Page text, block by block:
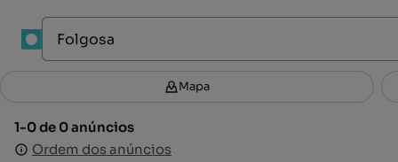
Filtros 3
1-0 de 0 anúncios
Ordem dos anúncios
Mapa
1-0 de 0 anúncios
Ordem dos anúncios